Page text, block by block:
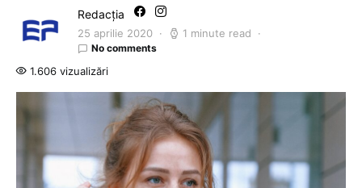
Redacția
25 aprilie 2020 1 minute read
No comments
1.606 vizualizări